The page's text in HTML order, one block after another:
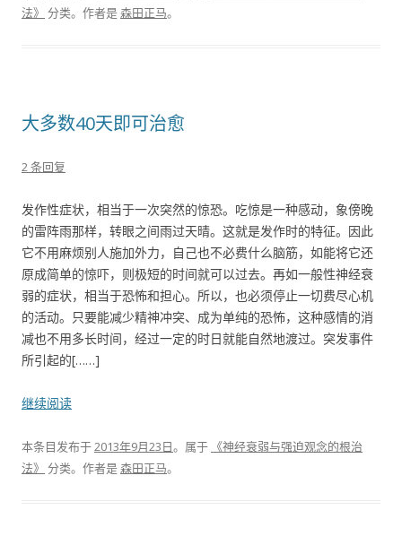
法》 分类。 作者是森田正马。
大多数40天即可治愈
2 条回复
发作性症状，相当于一次突然的惊恐。吃惊是一种感动，象傍晚
的雷阵雨那样，转眼之间雨过天晴。这就是发作时的特征。因此
它不用麻烦别人施加外力，自己也不必费什么脑筋，如能将它还
原成简单的惊吓，则极短的时间就可以过去。再如一般性神经衰
弱的症状，相当于恐怖和担心。所以，也必须停止一切费尽心机
的活动。只要能减少精神冲突、成为单纯的恐怖，这种感情的消
减也不用多长时间，经过一定的时日就能自然地渡过。突发事件
所引起的[……]
继续阅读
本条目发布于2013年9月23日。属于 《神经衰弱与强迫观念的根治
法》 分类。 作者是森田正马。